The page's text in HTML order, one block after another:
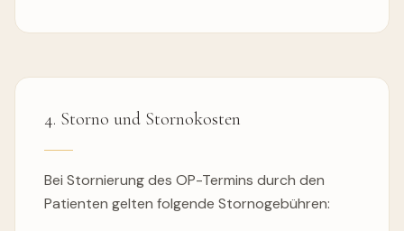
4. Storno und Stornokosten
Bei Stornierung des OP-Termins durch den
Patienten gelten folgende Stornogebühren: